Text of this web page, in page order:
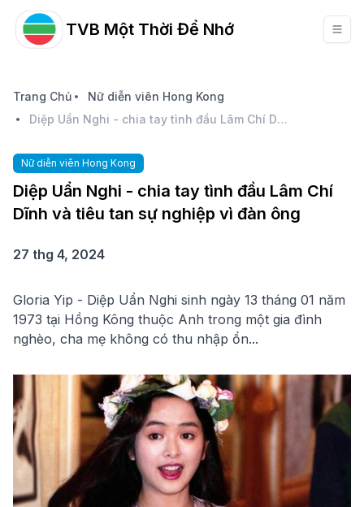
TVB Một Thời Để Nhớ
Trang Chủ
Nữ diễn viên Hong Kong
Diệp Uẩn Nghi - chia tay tình đầu Lâm Chí Dĩnh và tiêu tan sự nghiệp vì đàn ông
Nữ diễn viên Hong Kong
Diệp Uẩn Nghi - chia tay tình đầu Lâm Chí
Dĩnh và tiêu tan sự nghiệp vì đàn ông
27 thg 4, 2024
Gloria Yip - Diệp Uẩn Nghi sinh ngày 13 tháng 01 năm
1973 tại Hồng Kông thuộc Anh trong một gia đình
nghèo, cha mẹ không có thu nhập ổn...